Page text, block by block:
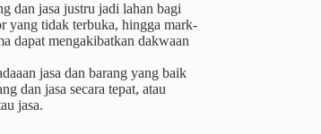
dan jasa justru jadi lahan bagi
yang tidak terbuka, hingga mark-
dapat mengakibatkan dakwaan
jasa dan barang yang baik
dan jasa secara tepat, atau
jasa.